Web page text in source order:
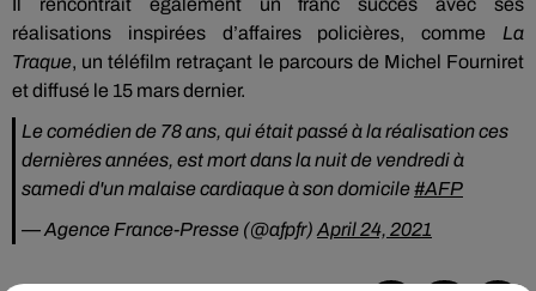
Il rencontrait également un franc succès avec ses
réalisations inspirées d’affaires policières, comme La
Traque, un téléfilm retraçant le parcours de Michel Fourniret
et diffusé le 15 mars dernier.
Le comédien de 78 ans, qui était passé à la réalisation ces
dernières années, est mort dans la nuit de vendredi à
samedi d'un malaise cardiaque à son domicile#AFP
— Agence France-Presse (@afpfr) April 24, 2021